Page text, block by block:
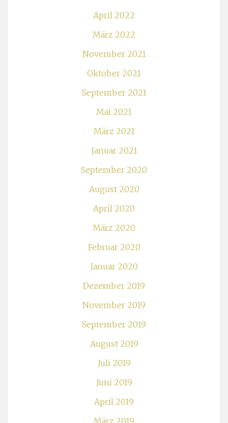
April 2022
März 2022
November 2021
Oktober 2021
September 2021
Mai 2021
März 2021
Januar 2021
September 2020
August 2020
April 2020
März 2020
Februar 2020
Januar 2020
Dezember 2019
November 2019
September 2019
August 2019
Juli 2019
Juni 2019
April 2019
März 2019